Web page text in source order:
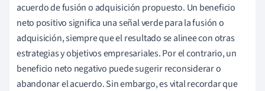
acuerdo de fusión o adquisición propuesto. Un beneficio
neto positivo significa una señal verde para la fusión o
adquisición, siempre que el resultado se alinee con otras
estrategias y objetivos empresariales. Por el contrario, un
beneficio neto negativo puede sugerir reconsiderar o
abandonar el acuerdo. Sin embargo, es vital recordar que